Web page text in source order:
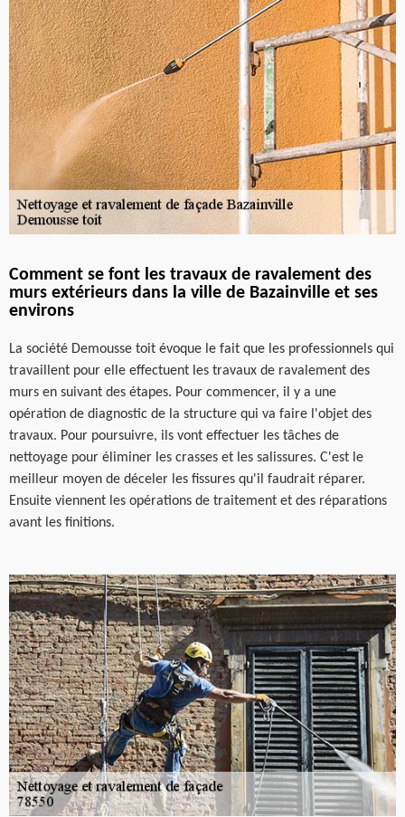
Comment se font les travaux de ravalement des
murs extérieurs dans la ville de Bazainville et ses
environs
La société Demousse toit évoque le fait que les professionnels qui
travaillent pour elle effectuent les travaux de ravalement des
murs en suivant des étapes. Pour commencer, il y a une
opération de diagnostic de la structure qui va faire l'objet des
travaux. Pour poursuivre, ils vont effectuer les tâches de
nettoyage pour éliminer les crasses et les salissures. C'est le
meilleur moyen de déceler les fissures qu'il faudrait réparer.
Ensuite viennent les opérations de traitement et des réparations
avant les finitions.